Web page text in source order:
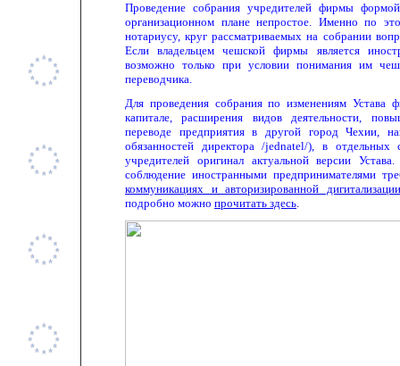
Проведение собрания учредителей фирмы
организационном плане непростое. Именно по
нотариусу, круг рассматриваемых на собрании
Если владельцем чешской фирмы является
возможно только при условии понимания им
переводчика.
Для проведения собрания по изменениям Устава
капитале, расширения видов деятельности,
переводе предприятия в другой город Чехии,
обязанностей директора /jednatel/), в отдельных
учредителей оригинал актуальной версии
соблюдение иностранными предпринимателями
коммуникациях и авторизированной
подробно можно прочитать здесь